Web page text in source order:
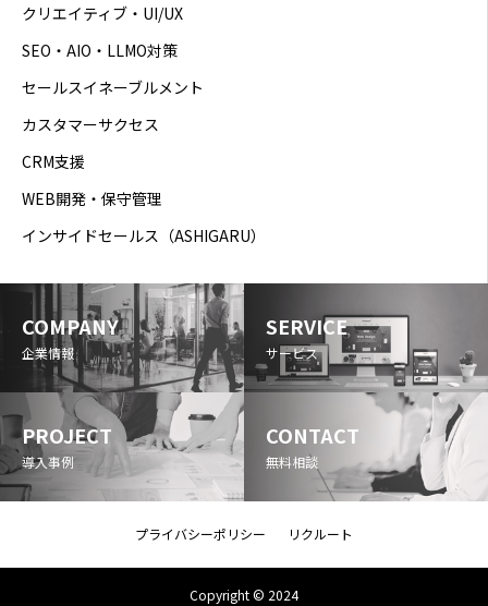
クリエイティブ・UI/UX
SEO・AIO・LLMO対策
セールスイネーブルメント
カスタマーサクセス
CRM支援
WEB開発・保守管理
インサイドセールス（ASHIGARU）
COMPANY
企業情報
SERVICE
サービス
PROJECT
導入事例
CONTACT
無料相談
プライバシーポリシー リクルート
Copyright © 2024